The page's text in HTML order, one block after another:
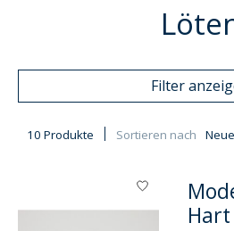
Filter
10 Produkte Sortieren nach
Hart